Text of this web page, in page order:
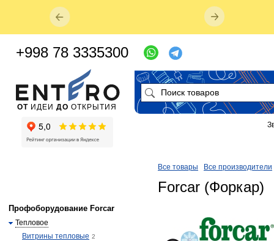
Все товары Все производители
Forcar (Форкар)
Профоборудование Forcar
Тепловое
Витрины тепловые 2
ОТ ИДЕИ ДО ОТКРЫТИЯ
+998 78 3335300